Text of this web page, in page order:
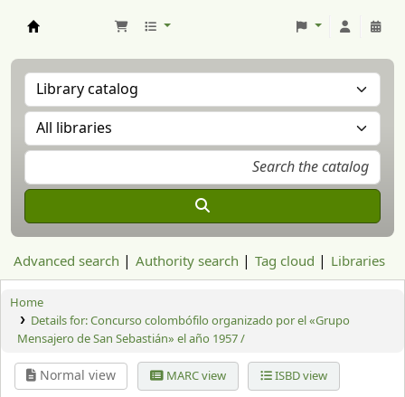
Advanced search Authority search Tag cloud Libraries
Home
Details for:Concurso colombófilo organizado por el «Grupo
Mensajero de San Sebastián» el año 1957 /
Normal view MARC view ISBD view